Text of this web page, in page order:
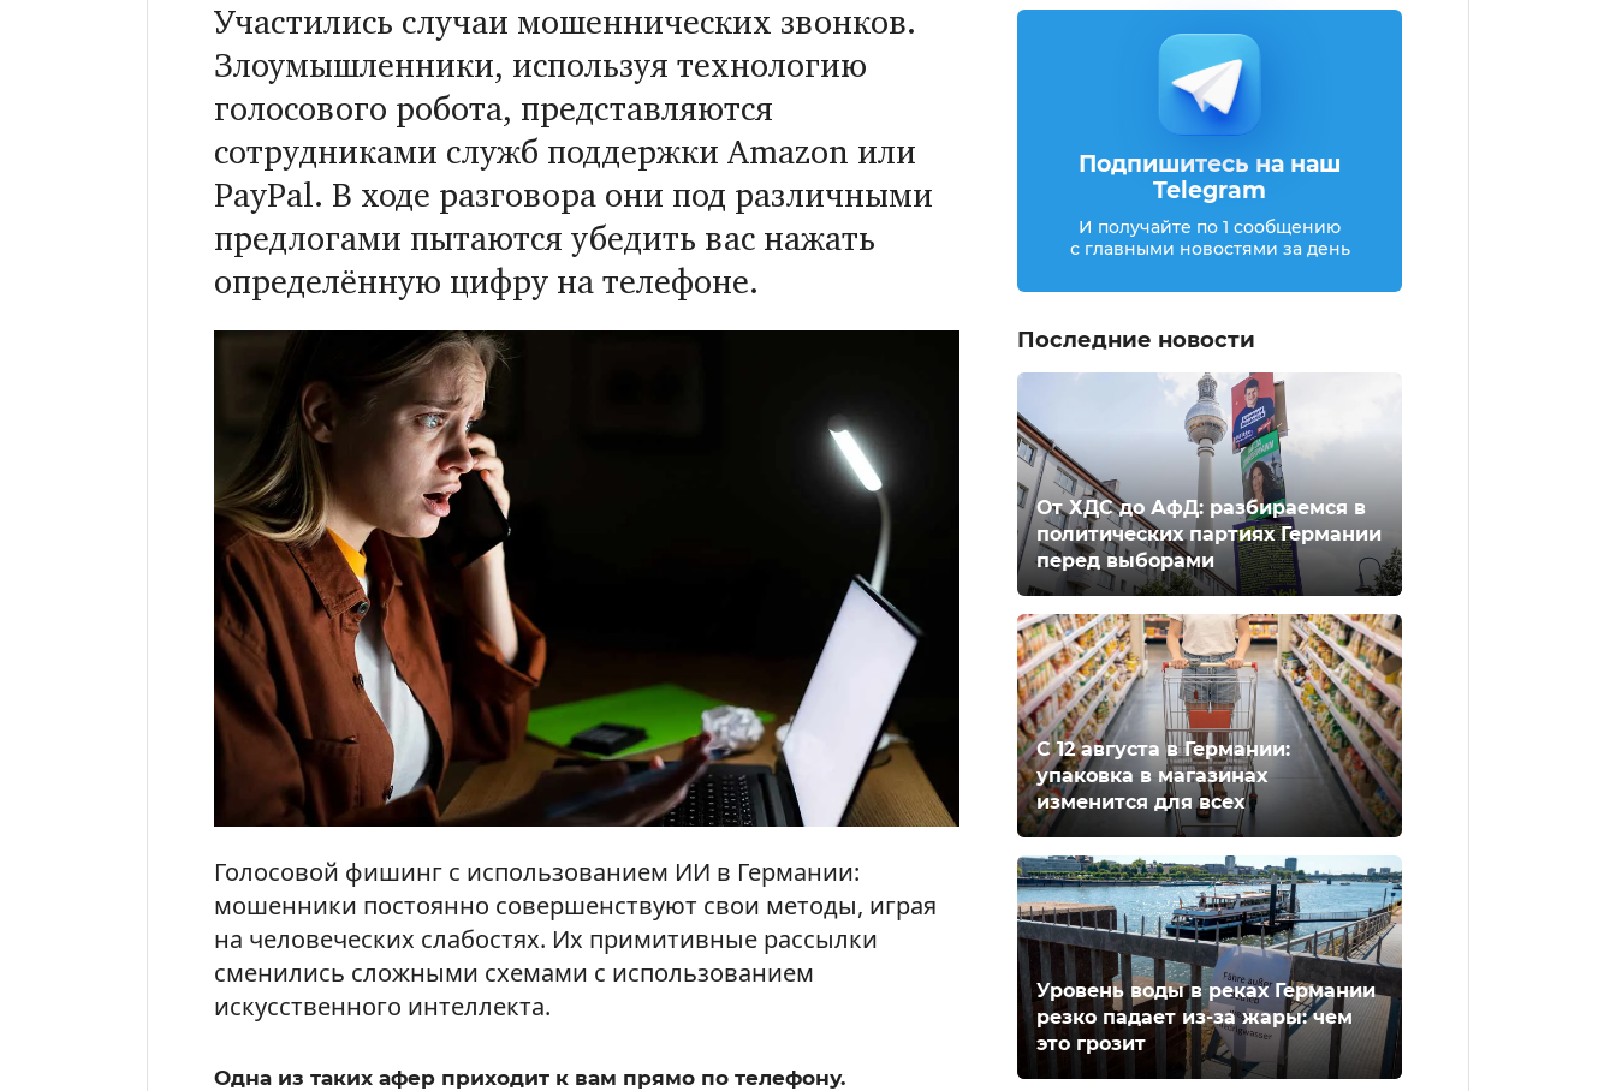
Участились случаи мошеннических звонков.
Злоумышленники, используя технологию
голосового робота, представляются
сотрудниками служб поддержки Amazon или
PayPal. В ходе разговора они под различными
предлогами пытаются убедить вас нажать
определённую цифру на телефоне.
Голосовой фишинг с использованием ИИ в Германии:
мошенники постоянно совершенствуют свои методы, играя
на человеческих слабостях. Их примитивные рассылки
сменились сложными схемами с использованием
искусственного интеллекта.
Одна из таких афер приходит к вам прямо по телефону.
Подпишитесь на наш
Telegram
И получайте по 1 сообщению
с главными новостями за день
Последние новости
От ХДС до АфД: разбираемся в
политических партиях Германии
перед выборами
С 12 августа в Германии:
упаковка в магазинах
изменится для всех
Уровень воды в реках Германии
резко падает из-за жары: чем
это грозит